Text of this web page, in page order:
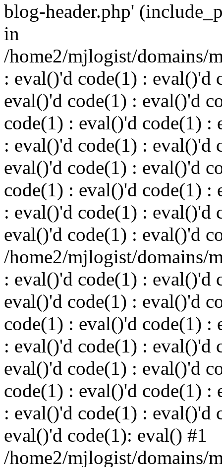
blog-header.php'
in
/home2/mjlogist/domains/
: eval()'d code(1) : eval()'d
eval()'d code(1) : eval()'d
code(1) : eval()'d code(1) :
: eval()'d code(1) : eval()'d
eval()'d code(1) : eval()'d
code(1) : eval()'d code(1) :
: eval()'d code(1) : eval()'d
eval()'d code(1) : eval()'d
/home2/mjlogist/domains/
: eval()'d code(1) : eval()'d
eval()'d code(1) : eval()'d
code(1) : eval()'d code(1) :
: eval()'d code(1) : eval()'d
eval()'d code(1) : eval()'d
code(1) : eval()'d code(1) :
: eval()'d code(1) : eval()'d
eval()'d code(1): eval() #1
/home2/mjlogist/domains/